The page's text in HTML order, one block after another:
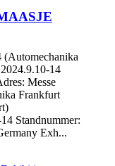
(Automechanika
14
Messe
Frankfurt
Standnummer:
Exh...